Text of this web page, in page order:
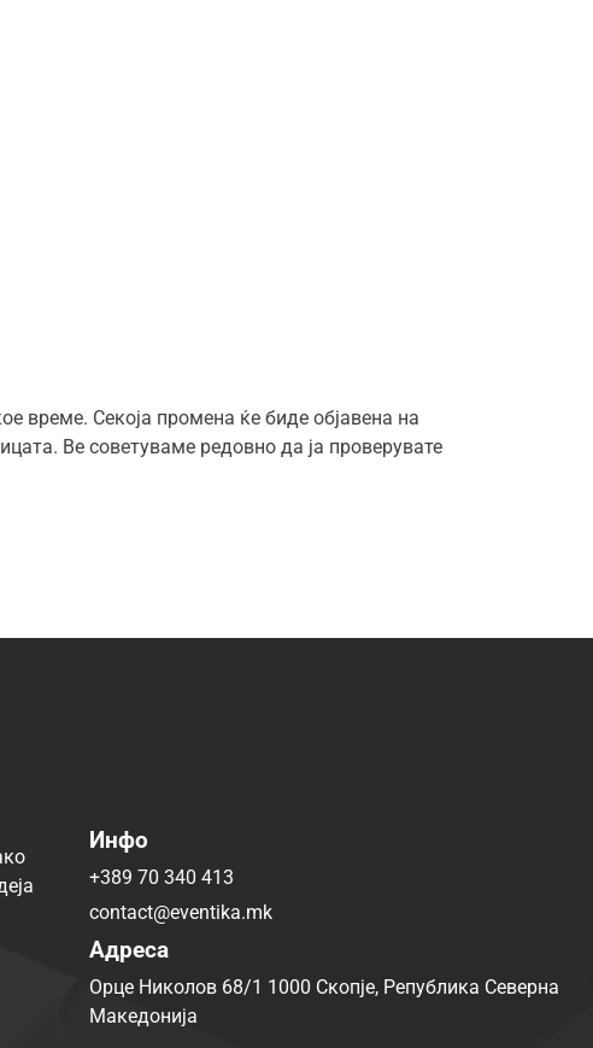
време. Секоја промена ќе биде објавена на
Ве советуваме редовно да ја проверувате
Инфо
+389 70 340 413
contact@eventika.mk
Адреса
Орце Николов 68/1 1000 Скопје, Република Северна
Македонија